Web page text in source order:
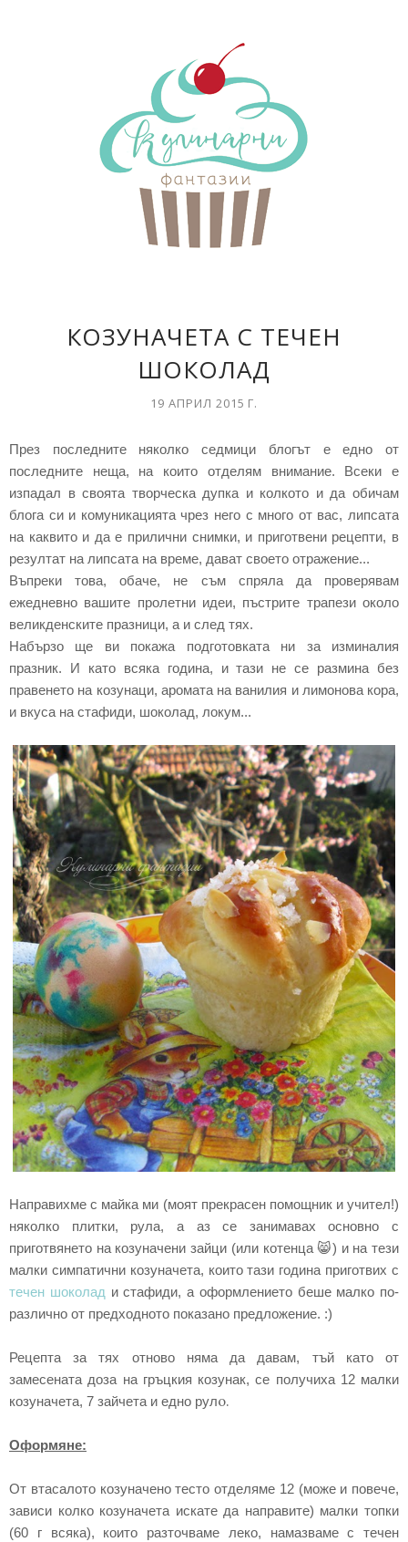
КОЗУНАЧЕТА С ТЕЧЕН
ШОКОЛАД
19 АПРИЛ 2015 Г.
През последните няколко седмици блогът е едно от
последните неща, на които отделям внимание. Всеки е
изпадал в своята творческа дупка и колкото и да обичам
блога си и комуникацията чрез него с много от вас, липсата
на каквито и да е прилични снимки, и приготвени рецепти, в
резултат на липсата на време, дават своето отражение...
Въпреки това, обаче, не съм спряла да проверявам
ежедневно вашите пролетни идеи, пъстрите трапези около
великденските празници, а и след тях.
Набързо ще ви покажа подготовката ни за изминалия
празник. И като всяка година, и тази не се размина без
правенето на козунаци, аромата на ванилия и лимонова кора,
и вкуса на стафиди, шоколад, локум...
Направихме с майка ми (моят прекрасен помощник и учител!)
няколко плитки, рула, а аз се занимавах основно с
приготвянето на козуначени зайци (или котенца 😸) и на тези
малки симпатични козуначета, които тази година приготвих с
течен шоколад и стафиди, а оформлението беше малко по-
различно от предходното показано предложение. :)
Рецепта за тях отново няма да давам, тъй като от
замесената доза на гръцкия козунак, се получиха 12 малки
козуначета, 7 зайчета и едно руло.
Оформяне:
От втасалото козуначено тесто отделяме 12 (може и повече,
зависи колко козуначета искате да направите) малки топки
(60 г всяка), които разточваме леко, намазваме с течен